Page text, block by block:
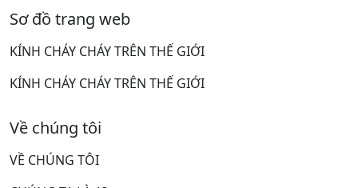
Sơ đồ trang web
KÍNH CHÁY CHÁY TRÊN THẾ GIỚI
KÍNH CHÁY CHÁY TRÊN THẾ GIỚI
Về chúng tôi
VỀ CHÚNG TÔI